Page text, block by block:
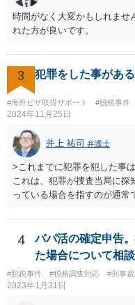
時間がなく大変かもしれませ
れた方が良いです。
3 犯罪をした事があ
#海外ビザ取得サポート #脱税事件
2024年11月25日
井上 祐司 弁護士
>これまでに犯罪を犯した事
これは、犯罪が捜査当局に
っている場合を指すのが通
4
パパ活の確定申告
た場合について相
#脱税事件 #税務調査対応 #刑事裁
2023年1月31日